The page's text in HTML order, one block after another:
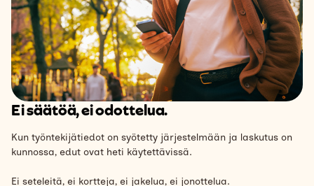
Ei säätöä, ei odottelua.
Kun työntekijätiedot on syötetty järjestelmään ja laskutus on
kunnossa, edut ovat heti käytettävissä.
Ei seteleitä, ei kortteja, ei jakelua, ei jonottelua.